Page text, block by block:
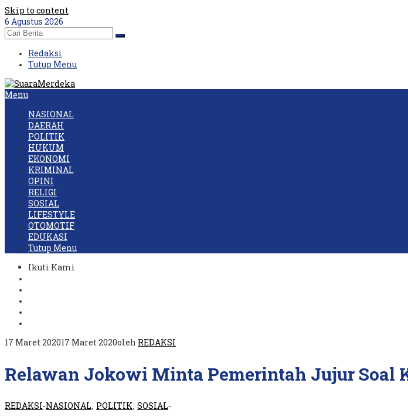
Skip to content
6 Agustus 2026
Redaksi
Tutup Menu
Menu
NASIONAL
DAERAH
POLITIK
HUKUM
EKONOMI
KRIMINAL
OPINI
RELIGI
SOSIAL
LIFESTYLE
OTOMOTIF
EDUKASI
Tutup Menu
Ikuti Kami
17 Maret 202017 Maret 2020oleh REDAKSI
Relawan Jokowi Minta Pemerintah Jujur Soal
REDAKSI-NASIONAL POLITIK SOSIAL-